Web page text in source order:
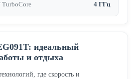
TurboCore
4 ГГц
идеальный
и отдыха
где скорость и